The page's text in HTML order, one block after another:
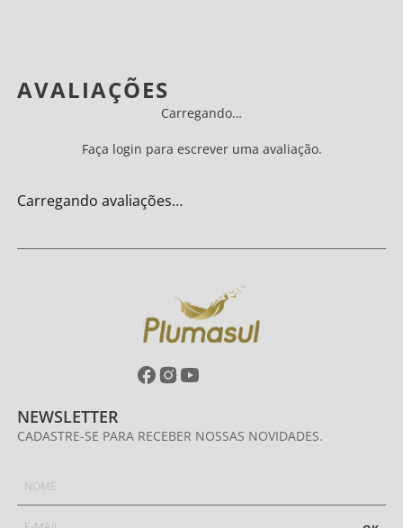
AVALIAÇÕES
Carregando…
Faça login para escrever uma avaliação.
Carregando avaliações…
NEWSLETTER
CADASTRE-SE PARA RECEBER NOSSAS NOVIDADES.